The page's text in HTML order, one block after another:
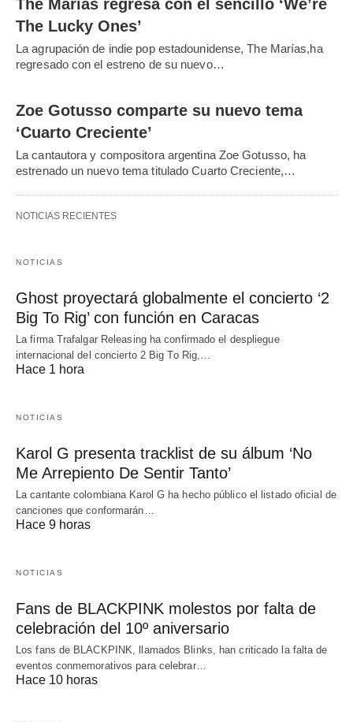
The Marías regresa con el sencillo ‘We’re
The Lucky Ones’
La agrupación de indie pop estadounidense, The Marías,ha
regresado con el estreno de su nuevo…
Zoe Gotusso comparte su nuevo tema
‘Cuarto Creciente’
La cantautora y compositora argentina Zoe Gotusso, ha
estrenado un nuevo tema titulado Cuarto Creciente,…
NOTICIAS RECIENTES
NOTICIAS
Ghost proyectará globalmente el concierto ‘2
Big To Rig’ con función en Caracas
La firma Trafalgar Releasing ha confirmado el despliegue
internacional del concierto 2 Big To Rig,…
Hace 1 hora
NOTICIAS
Karol G presenta tracklist de su álbum ‘No
Me Arrepiento De Sentir Tanto’
La cantante colombiana Karol G ha hecho público el listado oficial de
canciones que conformarán…
Hace 9 horas
NOTICIAS
Fans de BLACKPINK molestos por falta de
celebración del 10º aniversario
Los fans de BLACKPINK, llamados Blinks, han criticado la falta de
eventos conmemorativos para celebrar…
Hace 10 horas